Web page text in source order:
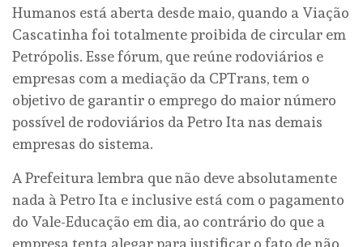
Humanos está aberta desde maio, quando a Viação
Cascatinha foi totalmente proibida de circular em
Petrópolis. Esse fórum, que reúne rodoviários e
empresas com a mediação da CPTrans, tem o
objetivo de garantir o emprego do maior número
possível de rodoviários da Petro Ita nas demais
empresas do sistema.
A Prefeitura lembra que não deve absolutamente
nada à Petro Ita e inclusive está com o pagamento
do Vale-Educação em dia, ao contrário do que a
empresa tenta alegar para justificar o fato de não